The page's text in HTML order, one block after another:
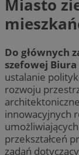
Miasto
Do głównych
szefowej
ustalanie
rozwoju
innowacyjnych
przekształceń
zadań